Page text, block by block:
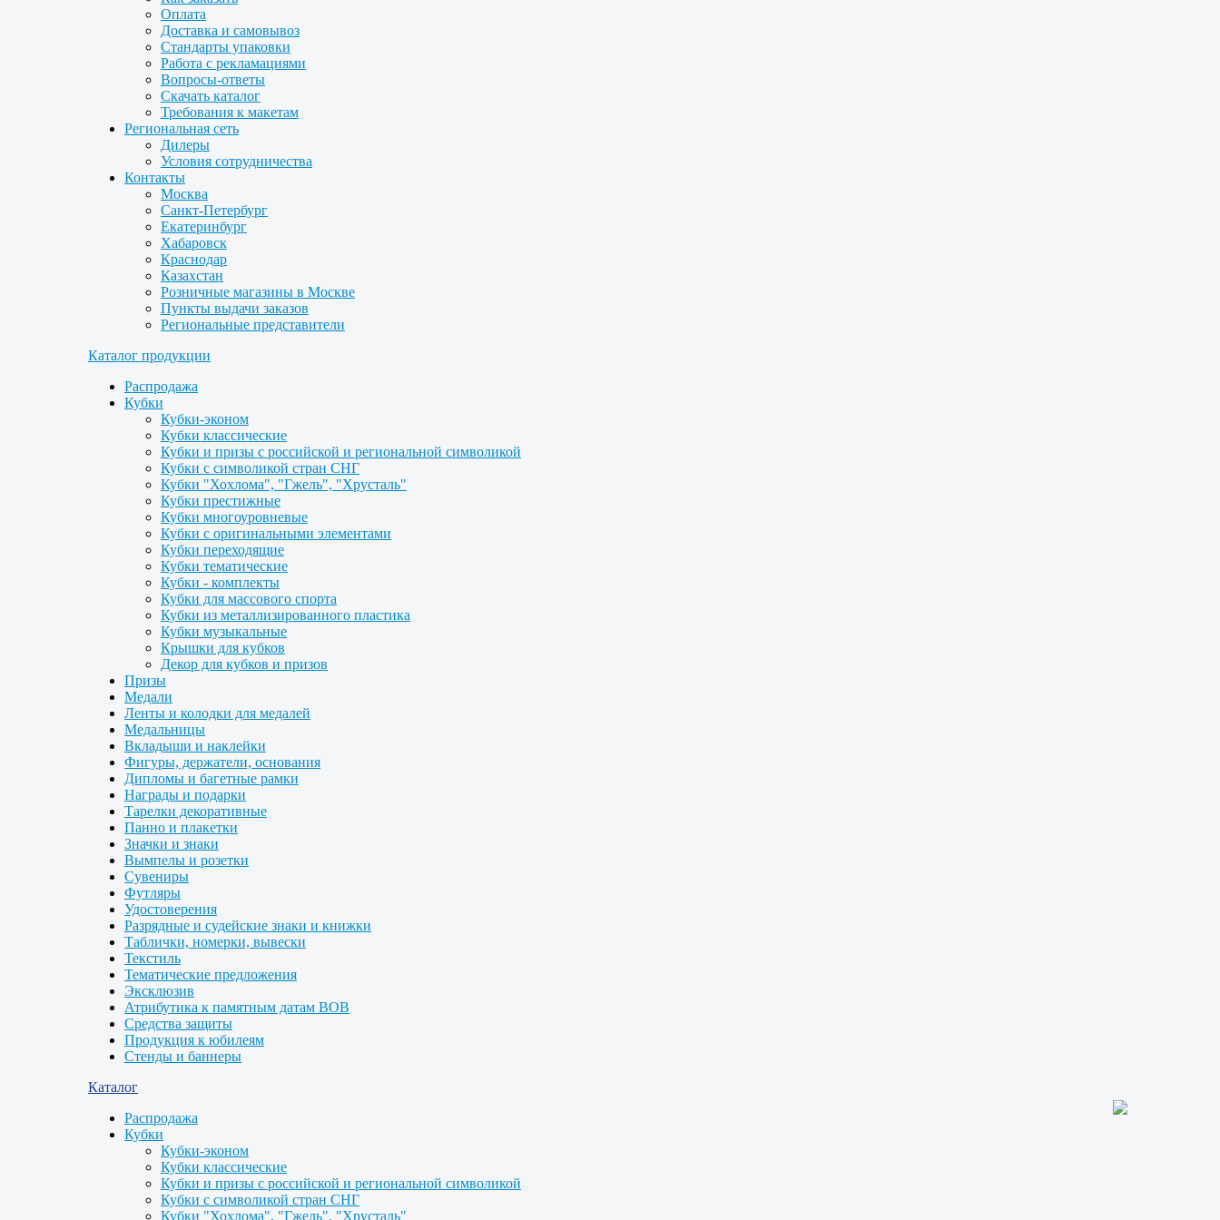
Оплата
Доставка и самовывоз
Стандарты упаковки
Работа с рекламациями
Вопросы-ответы
Скачать каталог
Требования к макетам
Региональная сеть
Дилеры
Условия сотрудничества
Контакты
Москва
Санкт-Петербург
Екатеринбург
Хабаровск
Краснодар
Казахстан
Розничные магазины в Москве
Пункты выдачи заказов
Региональные представители
Каталог продукции
Распродажа
Кубки
Кубки-эконом
Кубки классические
Кубки и призы с российской и региональной символикой
Кубки с символикой стран СНГ
Кубки "Хохлома", "Гжель", "Хрусталь"
Кубки престижные
Кубки многоуровневые
Кубки с оригинальными элементами
Кубки переходящие
Кубки тематические
Кубки - комплекты
Кубки для массового спорта
Кубки из металлизированного пластика
Кубки музыкальные
Крышки для кубков
Декор для кубков и призов
Призы
Медали
Ленты и колодки для медалей
Медальницы
Вкладыши и наклейки
Фигуры, держатели, основания
Дипломы и багетные рамки
Награды и подарки
Тарелки декоративные
Панно и плакетки
Значки и знаки
Вымпелы и розетки
Сувениры
Футляры
Удостоверения
Разрядные и судейские знаки и книжки
Таблички, номерки, вывески
Текстиль
Тематические предложения
Эксклюзив
Атрибутика к памятным датам ВОВ
Средства защиты
Продукция к юбилеям
Стенды и баннеры
Каталог
Распродажа
Кубки
Кубки-эконом
Кубки классические
Кубки и призы с российской и региональной символикой
Кубки с символикой стран СНГ
Кубки "Хохлома", "Гжель", "Хрусталь"